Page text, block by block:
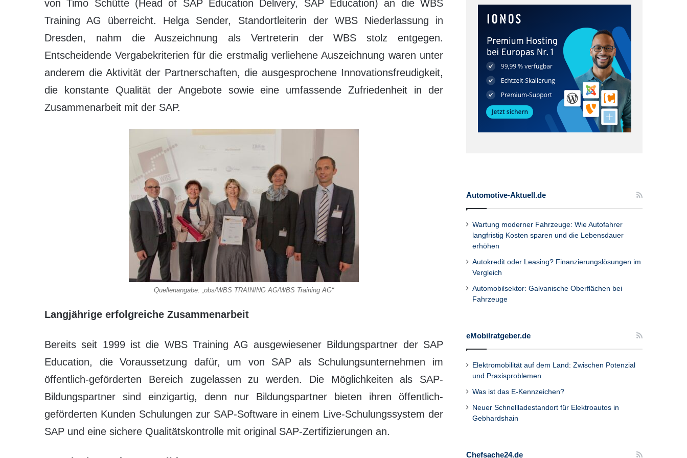
von Timo Schütte (Head of SAP Education Delivery, SAP Education) an die WBS
Training AG überreicht. Helga Sender, Standortleiterin der WBS Niederlassung in
Dresden, nahm die Auszeichnung als Vertreterin der WBS stolz entgegen.
Entscheidende Vergabekriterien für die erstmalig verliehene Auszeichnung waren unter
anderem die Aktivität der Partnerschaften, die ausgesprochene Innovationsfreudigkeit,
die konstante Qualität der Angebote sowie eine umfassende Zufriedenheit in der
Zusammenarbeit mit der SAP.
Quellenangabe: „obs/WBS TRAINING AG/WBS Training AG“
Langjährige erfolgreiche Zusammenarbeit
Bereits seit 1999 ist die WBS Training AG ausgewiesener Bildungspartner der SAP
Education, die Voraussetzung dafür, um von SAP als Schulungsunternehmen im
öffentlich-geförderten Bereich zugelassen zu werden. Die Möglichkeiten als SAP-
Bildungspartner sind einzigartig, denn nur Bildungspartner bieten ihren öffentlich-
geförderten Kunden Schulungen zur SAP-Software in einem Live-Schulungssystem der
SAP und eine sichere Qualitätskontrolle mit original SAP-Zertifizierungen an.
Automotive-Aktuell.de
Wartung moderner Fahrzeuge: Wie Autofahrer
langfristig Kosten sparen und die Lebensdauer
erhöhen
Autokredit oder Leasing? Finanzierungslösungen im
Vergleich
Automobilsektor: Galvanische Oberflächen bei
Fahrzeuge
eMobilratgeber.de
Elektromobilität auf dem Land: Zwischen Potenzial
und Praxisproblemen
Was ist das E-Kennzeichen?
Neuer Schnellladestandort für Elektroautos in
Gebhardshain
Chefsache24.de